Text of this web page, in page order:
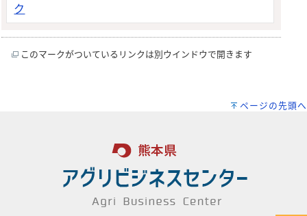
ク
このマークがついているリンクは別ウインドウで開きます
ページの先頭へ